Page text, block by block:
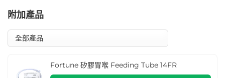
附加產品
Fortune 矽膠胃喉 Feeding Tube 14FR